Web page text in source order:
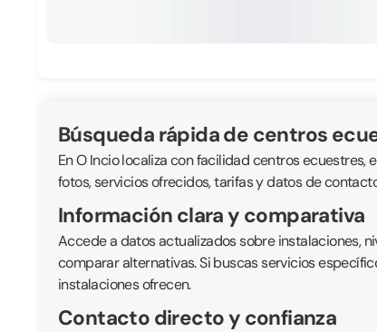
Búsqueda rápida de centros
En O Incio localiza con facilidad centros
fotos, servicios ofrecidos, tarifas y datos de
Información clara y comparativa
Accede a datos actualizados sobre instalaciones,
comparar alternativas. Si buscas servicios
instalaciones ofrecen.
Contacto directo y confianza